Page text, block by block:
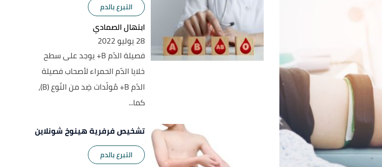
التبرع بالدم
ابتهال الصمادي
28 يوليو 2022
فصيلة الدّم B+ يوجد على سطح
خلايا الدّم الحمراء لأصحاب فصيلة
الدّم B+ مُولّدات ضِد من النّوع (B)،
كما...
تشخيص فرفرية هينوخ شونلاين
التبرع بالدم